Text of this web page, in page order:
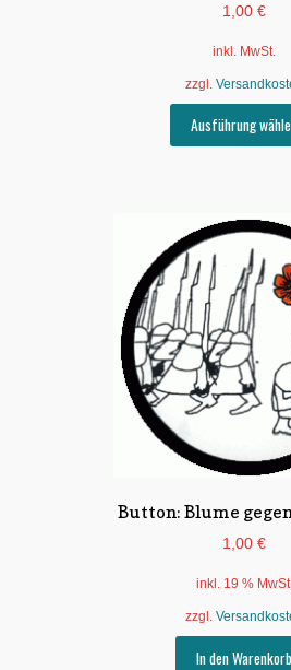
1,00 €
inkl. MwSt.
zzgl.
Ausführung
Button: Blume
1,00 €
inkl. 19 %
zzgl.
In den Warenkorb